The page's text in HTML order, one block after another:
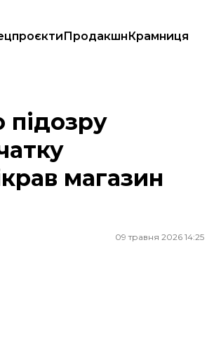
ПродакшнКрамниця
обікрав магазин разом із
підозру
магазин
09 травня 2026 14:25